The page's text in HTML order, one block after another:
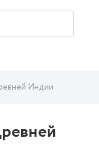
Индии